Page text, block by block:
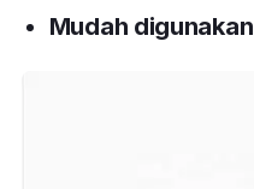
Mudah digunakan